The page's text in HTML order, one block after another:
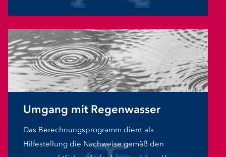
Umgang mit Regenwasser
Das Berechnungsprogramm dient als
Hilfestellung die Nachweise gemäß den